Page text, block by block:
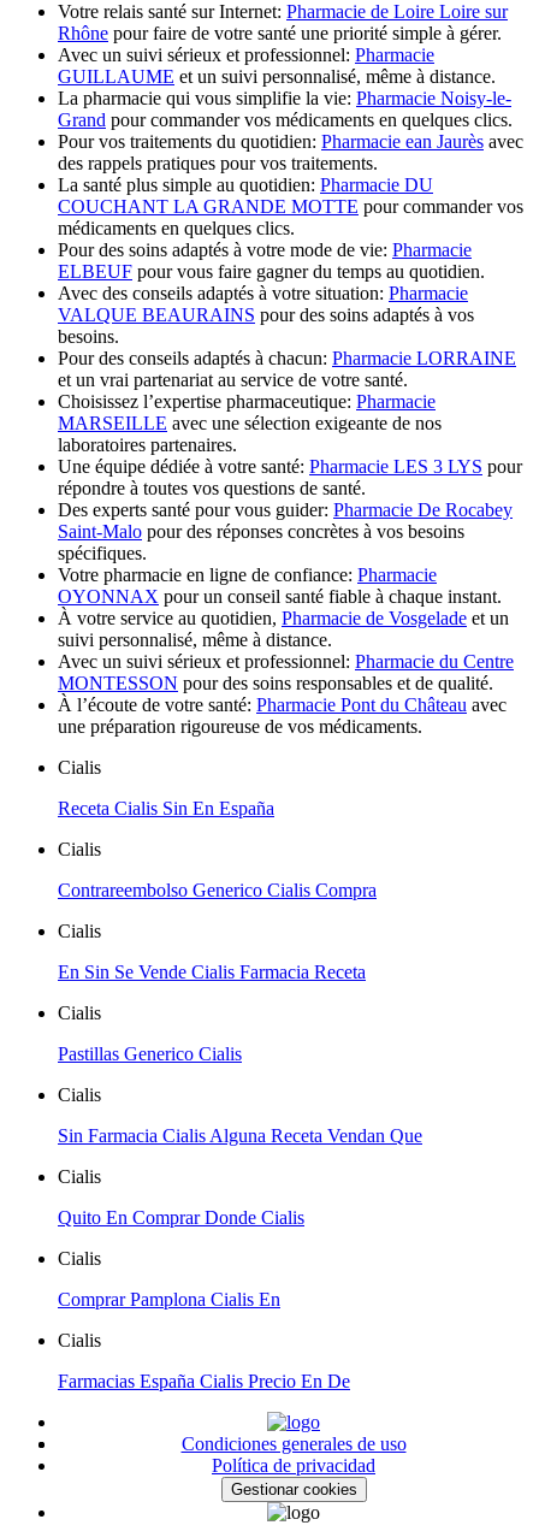
Votre relais santé sur Internet: Pharmacie de Loire Loire sur
Rhône pour faire de votre santé une priorité simple à gérer.
Avec un suivi sérieux et professionnel: Pharmacie
GUILLAUME et un suivi personnalisé, même à distance.
La pharmacie qui vous simplifie la vie: Pharmacie Noisy-le-
Grand pour commander vos médicaments en quelques clics.
Pour vos traitements du quotidien: Pharmacie ean Jaurès avec
des rappels pratiques pour vos traitements.
La santé plus simple au quotidien: Pharmacie DU
COUCHANT LA GRANDE MOTTE pour commander vos
médicaments en quelques clics.
Pour des soins adaptés à votre mode de vie: Pharmacie
ELBEUF pour vous faire gagner du temps au quotidien.
Avec des conseils adaptés à votre situation: Pharmacie
VALQUE BEAURAINS pour des soins adaptés à vos
besoins.
Pour des conseils adaptés à chacun: Pharmacie LORRAINE
et un vrai partenariat au service de votre santé.
Choisissez l’expertise pharmaceutique: Pharmacie
MARSEILLE avec une sélection exigeante de nos
laboratoires partenaires.
Une équipe dédiée à votre santé: Pharmacie LES 3 LYS pour
répondre à toutes vos questions de santé.
Des experts santé pour vous guider: Pharmacie De Rocabey
Saint-Malo pour des réponses concrètes à vos besoins
spécifiques.
Votre pharmacie en ligne de confiance: Pharmacie
OYONNAX pour un conseil santé fiable à chaque instant.
À votre service au quotidien, Pharmacie de Vosgelade et un
suivi personnalisé, même à distance.
Avec un suivi sérieux et professionnel: Pharmacie du Centre
MONTESSON pour des soins responsables et de qualité.
À l’écoute de votre santé: Pharmacie Pont du Château avec
une préparation rigoureuse de vos médicaments.
Cialis
Receta Cialis Sin En España
Cialis
Contrareembolso Generico Cialis Compra
Cialis
En Sin Se Vende Cialis Farmacia Receta
Cialis
Pastillas Generico Cialis
Cialis
Sin Farmacia Cialis Alguna Receta Vendan Que
Cialis
Quito En Comprar Donde Cialis
Cialis
Comprar Pamplona Cialis En
Cialis
Farmacias España Cialis Precio En De
Condiciones generales de uso
Política de privacidad
Gestionar cookies